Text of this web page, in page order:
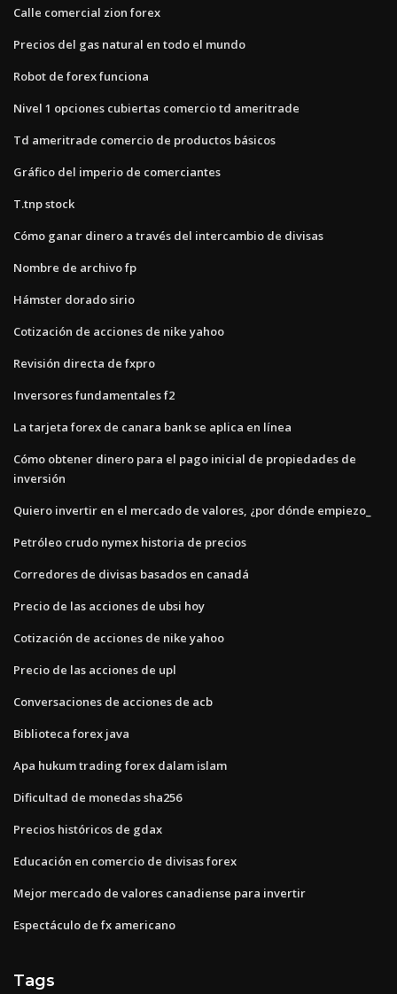
Calle comercial zion forex
Precios del gas natural en todo el mundo
Robot de forex funciona
Nivel 1 opciones cubiertas comercio td ameritrade
Td ameritrade comercio de productos básicos
Gráfico del imperio de comerciantes
T.tnp stock
Cómo ganar dinero a través del intercambio de divisas
Nombre de archivo fp
Hámster dorado sirio
Cotización de acciones de nike yahoo
Revisión directa de fxpro
Inversores fundamentales f2
La tarjeta forex de canara bank se aplica en línea
Cómo obtener dinero para el pago inicial de propiedades de
inversión
Quiero invertir en el mercado de valores, ¿por dónde empiezo_
Petróleo crudo nymex historia de precios
Corredores de divisas basados ​​en canadá
Precio de las acciones de ubsi hoy
Cotización de acciones de nike yahoo
Precio de las acciones de upl
Conversaciones de acciones de acb
Biblioteca forex java
Apa hukum trading forex dalam islam
Dificultad de monedas sha256
Precios históricos de gdax
Educación en comercio de divisas forex
Mejor mercado de valores canadiense para invertir
Espectáculo de fx americano
Tags